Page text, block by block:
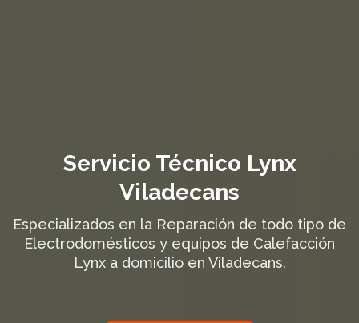
Servicio Técnico Lynx
Viladecans
Especializados en la Reparación de todo tipo de
Electrodomésticos y equipos de Calefacción
Lynx a domicilio en Viladecans.